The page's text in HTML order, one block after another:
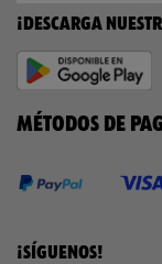
¡DESCARGA
MÉTODOS DE
¡SÍGUENOS!